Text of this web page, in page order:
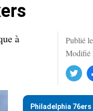
Publié
Modifié
Facebook
à
Philadelphia